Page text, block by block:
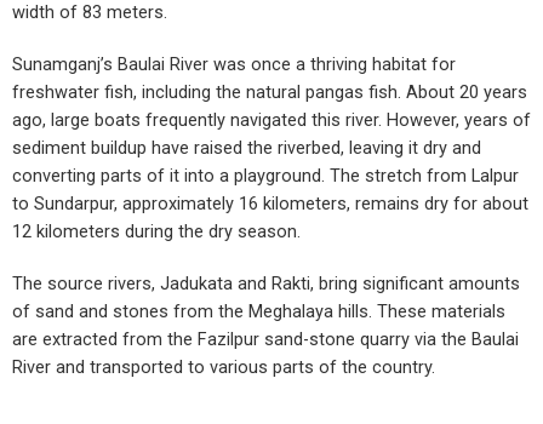
width of 83 meters.
Sunamganj’s Baulai River was once a thriving habitat for
freshwater fish, including the natural pangas fish. About 20 years
ago, large boats frequently navigated this river. However, years of
sediment buildup have raised the riverbed, leaving it dry and
converting parts of it into a playground. The stretch from Lalpur
to Sundarpur, approximately 16 kilometers, remains dry for about
12 kilometers during the dry season.
The source rivers, Jadukata and Rakti, bring significant amounts
of sand and stones from the Meghalaya hills. These materials
are extracted from the Fazilpur sand-stone quarry via the Baulai
River and transported to various parts of the country.